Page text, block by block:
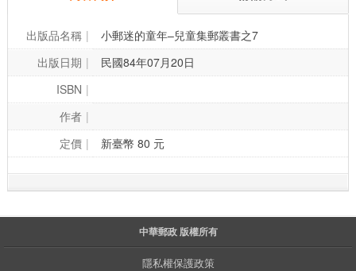
出版品名稱
小郵迷的童年–兒童集郵叢書之7
出版日期
民國84年07月20日
ISBN
作者
定價
新臺幣 80 元
中華郵政 版權所有
隱私權保護政策